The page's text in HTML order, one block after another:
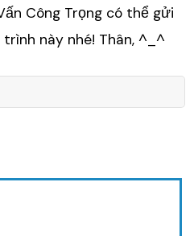
Công Trọng có thể gửi
này nhé! Thân, ^_^